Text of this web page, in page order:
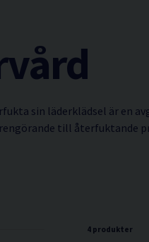
sin läderklädsel är en
till återfuktande
4 produkter